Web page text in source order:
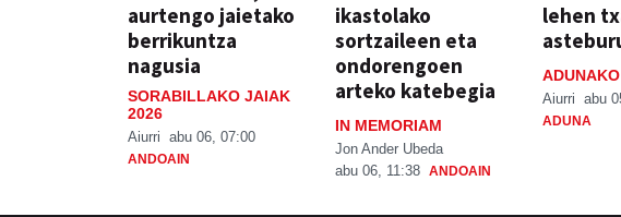
aurtengo jaietako
berrikuntza
nagusia
SORABILLAKO JAIAK
2026
Aiurri abu 06, 07:00
ANDOAIN
ikastolako
sortzaileen eta
ondorengoen
arteko katebegia
IN MEMORIAM
Jon Ander Ubeda
abu 06, 11:38 ANDOAIN
lehen
Aiurri abu
ADUNA